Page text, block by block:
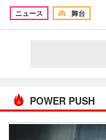
ニュース
舞台
POWER PUSH